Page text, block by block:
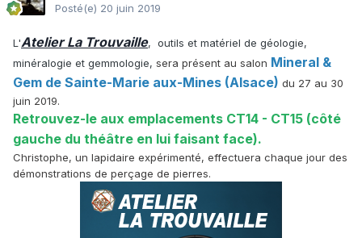
Posté(e) 20 juin 2019
L'Atelier La Trouvaille, outils et matériel de géologie,
minéralogie et gemmologie, sera présent au salon Mineral &
Gem de Sainte-Marie aux-Mines (Alsace) du 27 au 30
juin 2019.
Retrouvez-le aux emplacements CT14 - CT15 (côté
gauche du théâtre en lui faisant face).
Christophe, un lapidaire expérimenté, effectuera chaque jour des
démonstrations de perçage de pierres.